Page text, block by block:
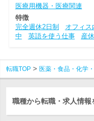
医療用機器・医療関連
特徴
完全週休2日制
オフィス
中
英語を使う仕事 産
転職TOP 医薬・食品・化学
職種から転職・求人情報